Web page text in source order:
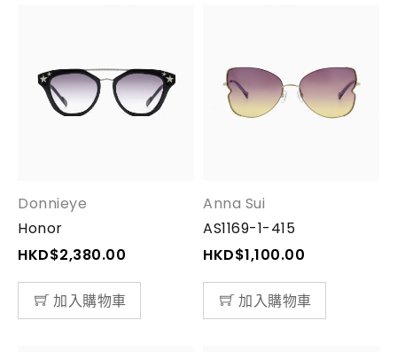
Donnieye
Honor
HKD$2,380.00
加入購物車
Anna Sui
AS1169-1-415
HKD$1,100.00
加入購物車